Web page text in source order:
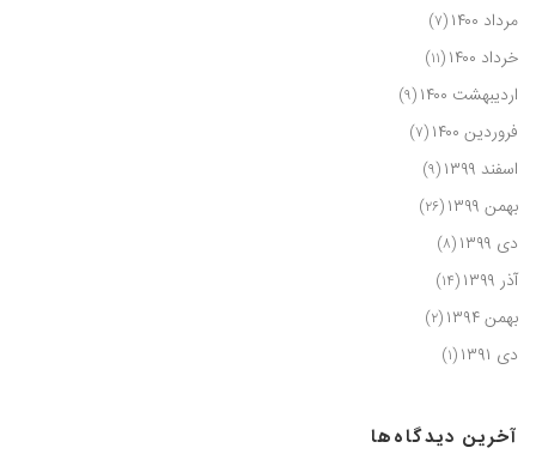
مرداد ۱۴۰۰ (۷)
خرداد ۱۴۰۰ (۱۱)
اردیبهشت ۱۴۰۰ (۹)
فروردین ۱۴۰۰ (۷)
اسفند ۱۳۹۹ (۹)
بهمن ۱۳۹۹ (۲۶)
دی ۱۳۹۹ (۸)
آذر ۱۳۹۹ (۱۴)
بهمن ۱۳۹۴ (۲)
دی ۱۳۹۱ (۱)
آخرین دیدگاه‌ها